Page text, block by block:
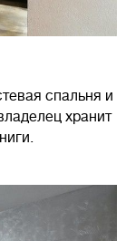
спальня и
хранит